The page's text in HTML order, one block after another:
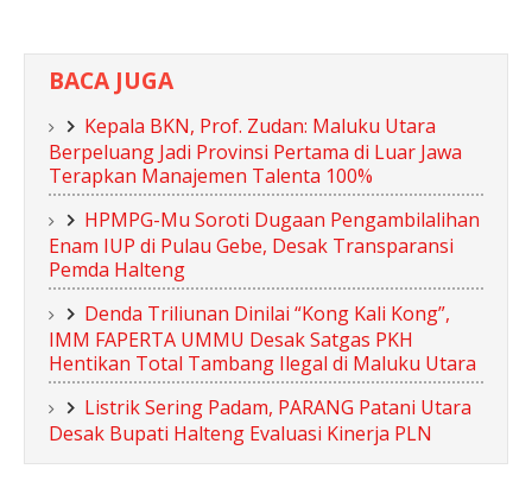
BACA JUGA
Kepala BKN, Prof. Zudan: Maluku Utara
Berpeluang Jadi Provinsi Pertama di Luar Jawa
Terapkan Manajemen Talenta 100%
HPMPG-Mu Soroti Dugaan Pengambilalihan
Enam IUP di Pulau Gebe, Desak Transparansi
Pemda Halteng
Denda Triliunan Dinilai “Kong Kali Kong”,
IMM FAPERTA UMMU Desak Satgas PKH
Hentikan Total Tambang Ilegal di Maluku Utara
Listrik Sering Padam, PARANG Patani Utara
Desak Bupati Halteng Evaluasi Kinerja PLN